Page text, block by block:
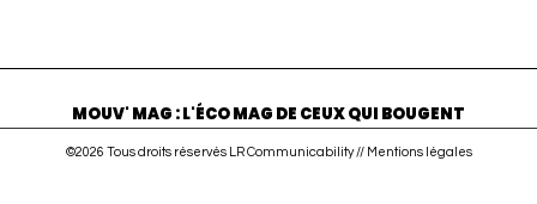
MOUV' MAG : L'ÉCO MAG DE CEUX QUI BOUGENT
©2026 Tous droits réservés LR Communicability // Mentions légales